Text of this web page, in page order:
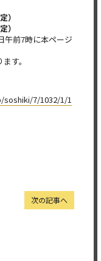
）
）
午前7時に本ページ
す。
soshiki/7/1032/1/1
次の記事へ